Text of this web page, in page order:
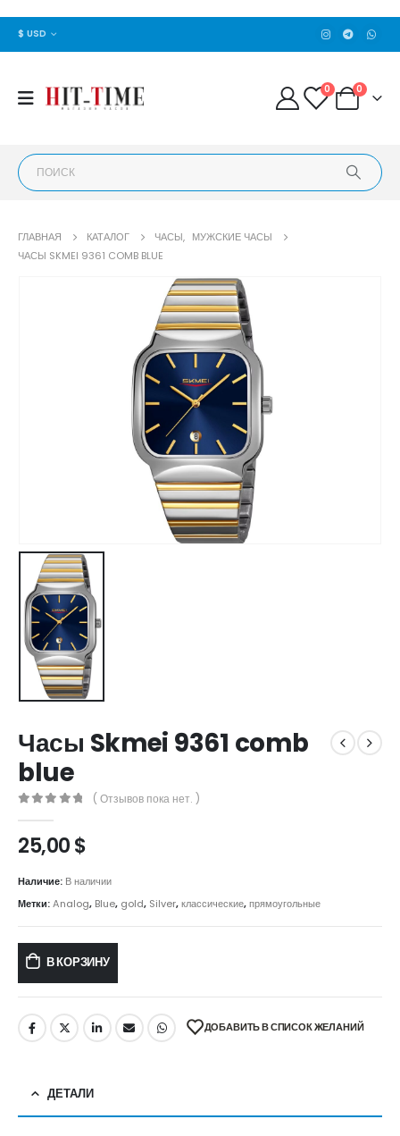
$ USD
0 0
ГЛАВНАЯ КАТАЛОГ ЧАСЫ, МУЖСКИЕ ЧАСЫ
ЧАСЫ SKMEI 9361 COMB BLUE
Часы Skmei 9361 comb
blue
( Отзывов пока нет. )
25,00$
Наличие: В наличии
Метки:Analog, Blue, gold, Silver,классические,прямоугольные
В КОРЗИНУ
ДОБАВИТЬ В СПИСОК ЖЕЛАНИЙ
ДЕТАЛИ